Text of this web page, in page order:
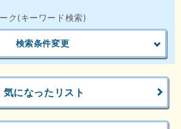
ク(キーワード検索)
検索条件変更
気になったリスト